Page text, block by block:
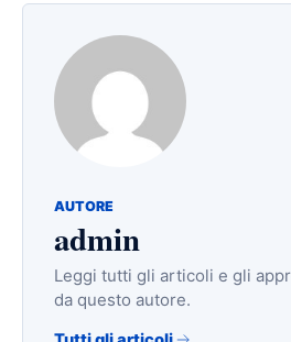
AUTORE
admin
Leggi tutti gli articoli e gli
da questo autore.